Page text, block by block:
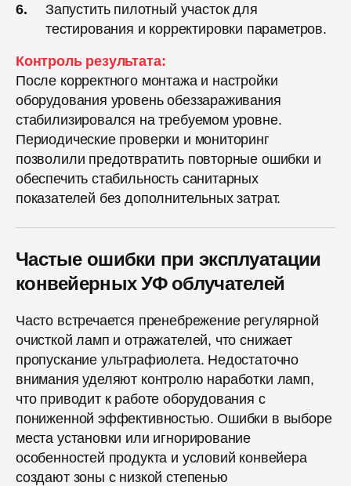
Запустить пилотный участок для
тестирования и корректировки параметров.
Контроль результата:
После корректного монтажа и настройки
оборудования уровень обеззараживания
стабилизировался на требуемом уровне.
Периодические проверки и мониторинг
позволили предотвратить повторные ошибки и
обеспечить стабильность санитарных
показателей без дополнительных затрат.
Частые ошибки при эксплуатации
конвейерных УФ облучателей
Часто встречается пренебрежение регулярной
очисткой ламп и отражателей, что снижает
пропускание ультрафиолета. Недостаточно
внимания уделяют контролю наработки ламп,
что приводит к работе оборудования с
пониженной эффективностью. Ошибки в выборе
места установки или игнорирование
особенностей продукта и условий конвейера
создают зоны с низкой степенью